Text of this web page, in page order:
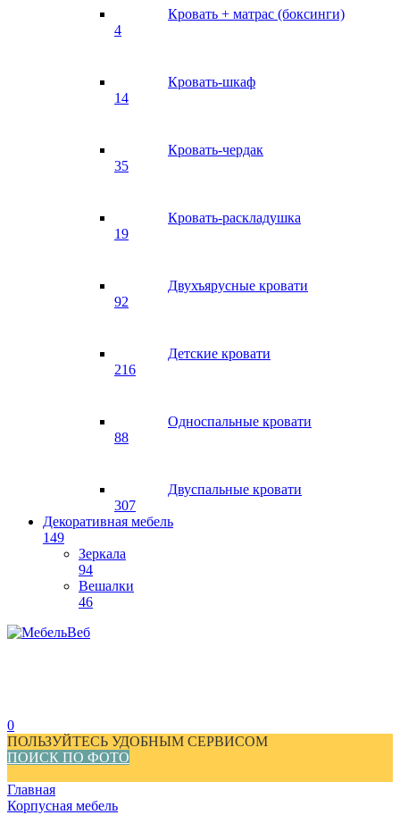
Кровать + матрас (боксинги)
4
Кровать-шкаф
14
Кровать-чердак
35
Кровать-раскладушка
19
Двухъярусные кровати
92
Детские кровати
216
Односпальные кровати
88
Двуспальные кровати
307
Декоративная мебель
149
Зеркала
94
Вешалки
46
0
ПОЛЬЗУЙТЕСЬ УДОБНЫМ СЕРВИСОМ
ПОИСК ПО ФОТО
Главная
Корпусная мебель